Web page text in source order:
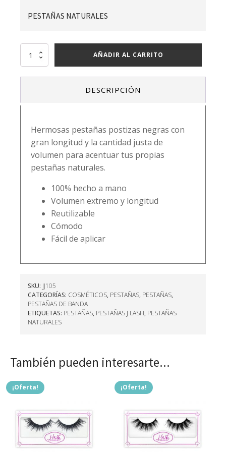
PESTAÑAS NATURALES
JLASH
AÑADIR AL CARRITO
DESCRIPCIÓN
Hermosas pestañas postizas negras con
gran longitud y la cantidad justa de
volumen para acentuar tus propias
pestañas naturales.
100% hecho a mano
Volumen extremo y longitud
Reutilizable
Cómodo
Fácil de aplicar
SKU: JJ105
CATEGORÍAS: COSMÉTICOS, PESTAÑAS, PESTAÑAS,
PESTAÑAS DE BANDA
ETIQUETAS: PESTAÑAS, PESTAÑAS J LASH, PESTAÑAS
NATURALES
También pueden interesarte...
¡Oferta! ¡Oferta!